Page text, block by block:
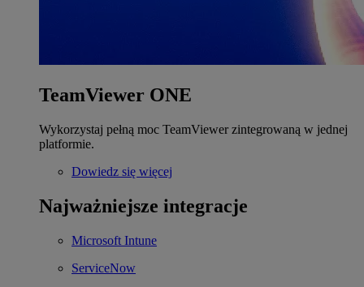
TeamViewer ONE
Wykorzystaj pełną moc TeamViewer zintegrowaną w jednej
platformie.
Dowiedz się więcej
Najważniejsze integracje
Microsoft Intune
ServiceNow